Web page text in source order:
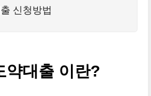
신청방법
약대출 이란?